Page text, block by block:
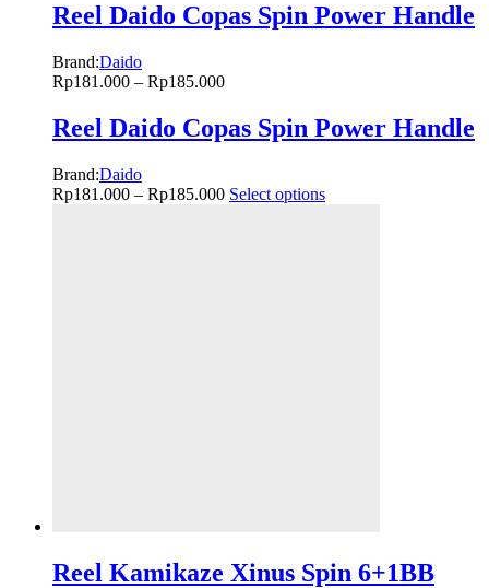
Reel Daido Copas Spin Power Handle
Brand:Daido
Rp181.000 – Rp185.000
Reel Daido Copas Spin Power Handle
Brand:Daido
Rp181.000 – Rp185.000 Select options
Reel Kamikaze Xinus Spin 6+1BB